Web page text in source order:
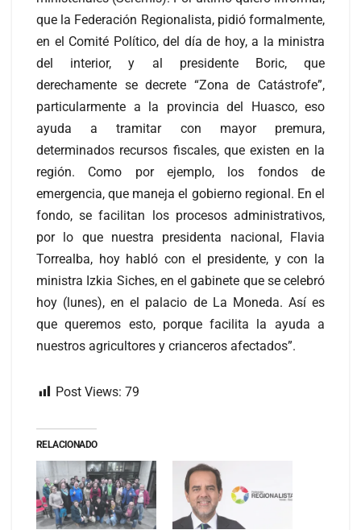
que la Federación Regionalista, pidió formalmente,
en el Comité Político, del día de hoy, a la ministra
del interior, y al presidente Boric, que
derechamente se decrete “Zona de Catástrofe”,
particularmente a la provincia del Huasco, eso
ayuda a tramitar con mayor premura,
determinados recursos fiscales, que existen en la
región. Como por ejemplo, los fondos de
emergencia, que maneja el gobierno regional. En el
fondo, se facilitan los procesos administrativos,
por lo que nuestra presidenta nacional, Flavia
Torrealba, hoy habló con el presidente, y con la
ministra Izkia Siches, en el gabinete que se celebró
hoy (lunes), en el palacio de La Moneda. Así es
que queremos esto, porque facilita la ayuda a
nuestros agricultores y crianceros afectados”.
Post Views: 79
RELACIONADO